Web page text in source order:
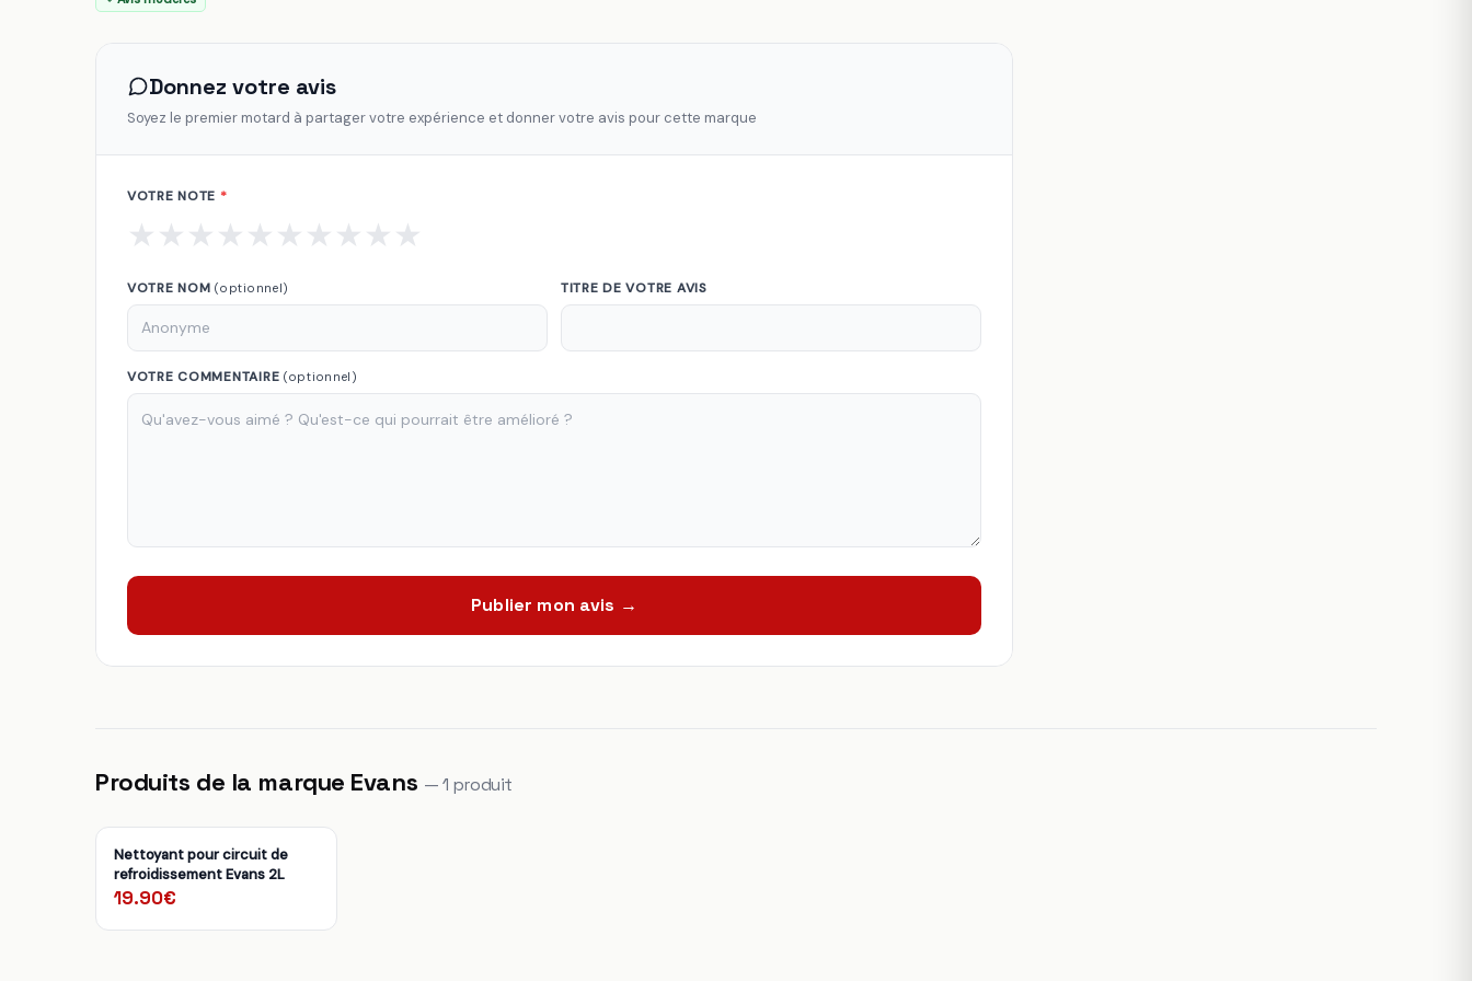
Donnez votre avis
Soyez le premier motard à partager votre expérience et donner votre avis pour cette marque
VOTRE NOTE *
★ ★ ★ ★ ★ ★ ★ ★ ★ ★
VOTRE NOM(optionnel) TITRE DE VOTRE AVIS
VOTRE COMMENTAIRE (optionnel)
Publier mon avis →
Produits de la marque Evans — 1 produit
Nettoyant pour circuit de
refroidissement Evans 2L
19.90€